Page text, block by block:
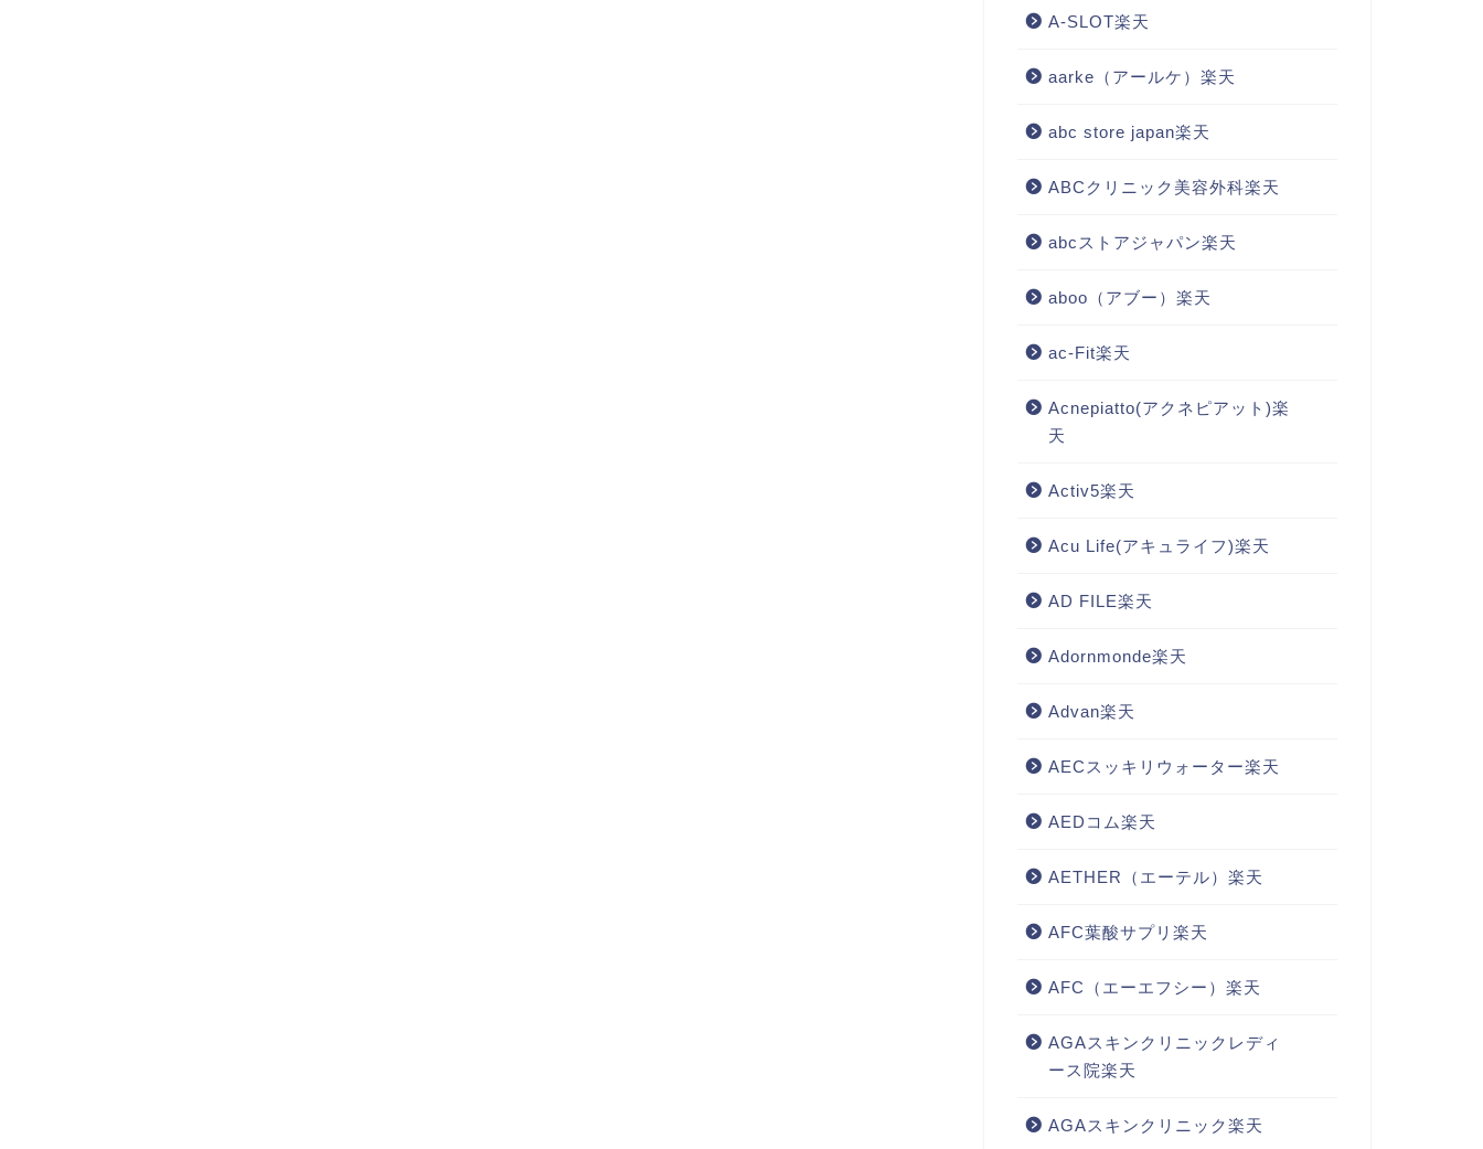
A-SLOT楽天
aarke（アールケ）楽天
abc store japan楽天
ABCクリニック美容外科楽天
abcストアジャパン楽天
aboo（アブー）楽天
ac-Fit楽天
Acnepiatto(アクネピアット)楽
天
Activ5楽天
Acu Life(アキュライフ)楽天
AD FILE楽天
Adornmonde楽天
Advan楽天
AECスッキリウォーター楽天
AEDコム楽天
AETHER（エーテル）楽天
AFC葉酸サプリ楽天
AFC（エーエフシー）楽天
AGAスキンクリニックレディ
ース院楽天
AGAスキンクリニック楽天